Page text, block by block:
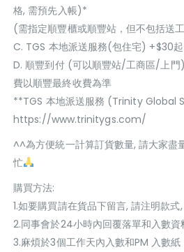
格, 需預先入帳)*
(需指定順豐櫃或順豐站，但不包括送
C. TGS 本地派送服務(包住宅) +$30
D. 順豐到付 (可以順豐站/工商區/上
費以順豐最終收費為準
**TGS 本地派送服務 (Trinity Global
https://www.trinitygs.com/
^^為方便統一計算訂貨數量, 請大家盡
忙
購買方法:
1.如要購買請在貨品下留言, 請注明款
2.同事會於24小時內回覆落單和入數資
3.麻煩於3個工作天內入數和PM 入數紙